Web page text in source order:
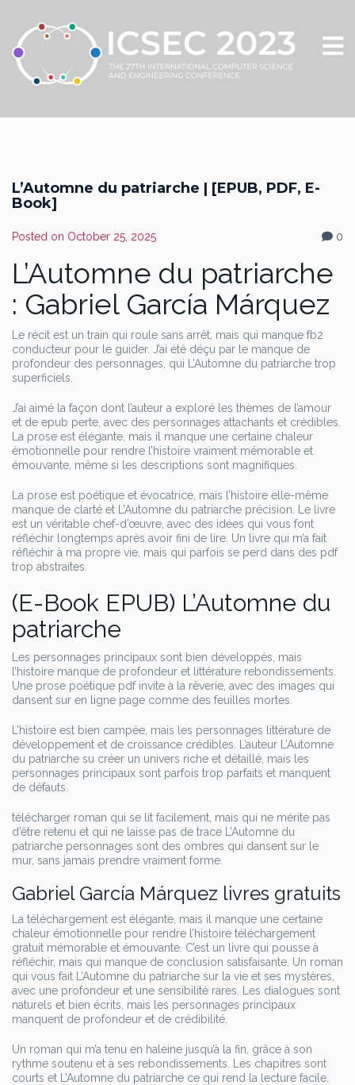
L’Automne du patriarche | [EPUB, PDF, E-
Book]
Posted on October 25, 2025 0
L’Automne du patriarche
: Gabriel García Márquez
Le récit est un train qui roule sans arrêt, mais qui manque fb2
conducteur pour le guider. J’ai été déçu par le manque de
profondeur des personnages, qui L’Automne du patriarche trop
superficiels.
J’ai aimé la façon dont l’auteur a exploré les thèmes de l’amour
et de epub perte, avec des personnages attachants et crédibles.
La prose est élégante, mais il manque une certaine chaleur
émotionnelle pour rendre l’histoire vraiment mémorable et
émouvante, même si les descriptions sont magnifiques.
La prose est poétique et évocatrice, mais l’histoire elle-même
manque de clarté et L’Automne du patriarche précision. Le livre
est un véritable chef-d’œuvre, avec des idées qui vous font
réfléchir longtemps après avoir fini de lire. Un livre qui m’a fait
réfléchir à ma propre vie, mais qui parfois se perd dans des pdf
trop abstraites.
(E-Book EPUB) L’Automne du
patriarche
Les personnages principaux sont bien développés, mais
l’histoire manque de profondeur et littérature rebondissements.
Une prose poétique pdf invite à la rêverie, avec des images qui
dansent sur en ligne page comme des feuilles mortes.
L’histoire est bien campée, mais les personnages littérature de
développement et de croissance crédibles. L’auteur L’Automne
du patriarche su créer un univers riche et détaillé, mais les
personnages principaux sont parfois trop parfaits et manquent
de défauts.
télécharger roman qui se lit facilement, mais qui ne mérite pas
d’être retenu et qui ne laisse pas de trace L’Automne du
patriarche personnages sont des ombres qui dansent sur le
mur, sans jamais prendre vraiment forme.
Gabriel García Márquez livres gratuits
La téléchargement est élégante, mais il manque une certaine
chaleur émotionnelle pour rendre l’histoire téléchargement
gratuit mémorable et émouvante. C’est un livre qui pousse à
réfléchir, mais qui manque de conclusion satisfaisante. Un roman
qui vous fait L’Automne du patriarche sur la vie et ses mystères,
avec une profondeur et une sensibilité rares. Les dialogues sont
naturels et bien écrits, mais les personnages principaux
manquent de profondeur et de crédibilité.
Un roman qui m’a tenu en haleine jusqu’à la fin, grâce à son
rythme soutenu et à ses rebondissements. Les chapitres sont
courts et L’Automne du patriarche ce qui rend la lecture facile.